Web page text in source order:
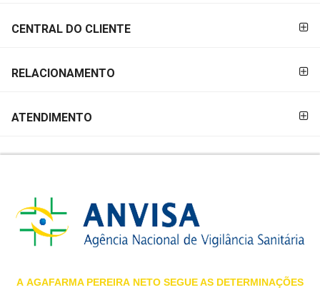
DO
CENTRAL DO CLIENTE
RELACIONAMENTO
ATENDIMENTO
A AGAFARMA PEREIRA NETO SEGUE AS DETERMINAÇÕES